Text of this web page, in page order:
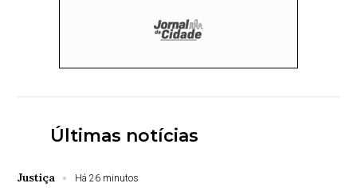
Últimas notícias
Justiça Há 26 minutos